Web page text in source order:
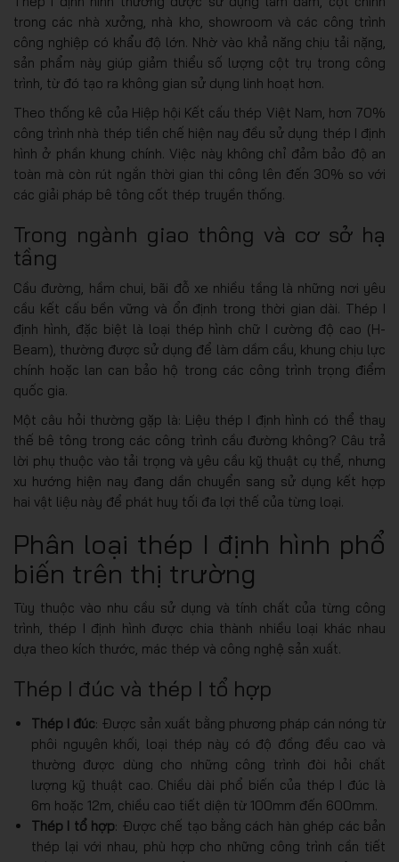
trong các nhà xưởng, nhà kho, showroom và các công trình
công nghiệp có khẩu độ lớn. Nhờ vào khả năng chịu tải nặng,
sản phẩm này giúp giảm thiểu số lượng cột trụ trong công
trình, từ đó tạo ra không gian sử dụng linh hoạt hơn.
Theo thống kê của Hiệp hội Kết cấu thép Việt Nam, hơn 70%
công trình nhà thép tiền chế hiện nay đều sử dụng thép I định
hình ở phần khung chính. Việc này không chỉ đảm bảo độ an
toàn mà còn rút ngắn thời gian thi công lên đến 30% so với
các giải pháp bê tông cốt thép truyền thống.
Trong ngành giao thông và cơ sở hạ
tầng
Cầu đường, hầm chui, bãi đỗ xe nhiều tầng là những nơi yêu
cầu kết cấu bền vững và ổn định trong thời gian dài. Thép I
định hình, đặc biệt là loại thép hình chữ I cường độ cao (H-
Beam), thường được sử dụng để làm dầm cầu, khung chịu lực
chính hoặc lan can bảo hộ trong các công trình trọng điểm
quốc gia.
Một câu hỏi thường gặp là: Liệu thép I định hình có thể thay
thế bê tông trong các công trình cầu đường không? Câu trả
lời phụ thuộc vào tải trọng và yêu cầu kỹ thuật cụ thể, nhưng
xu hướng hiện nay đang dần chuyển sang sử dụng kết hợp
hai vật liệu này để phát huy tối đa lợi thế của từng loại.
Phân loại thép I định hình phổ
biến trên thị trường
Tùy thuộc vào nhu cầu sử dụng và tính chất của từng công
trình, thép I định hình được chia thành nhiều loại khác nhau
dựa theo kích thước, mác thép và công nghệ sản xuất.
Thép I đúc và thép I tổ hợp
Thép I đúc: Được sản xuất bằng phương pháp cán nóng từ
phôi nguyên khối, loại thép này có độ đồng đều cao và
thường được dùng cho những công trình đòi hỏi chất
lượng kỹ thuật cao. Chiều dài phổ biến của thép I đúc là
6m hoặc 12m, chiều cao tiết diện từ 100mm đến 600mm.
Thép I tổ hợp: Được chế tạo bằng cách hàn ghép các bản
thép lại với nhau, phù hợp cho những công trình cần tiết